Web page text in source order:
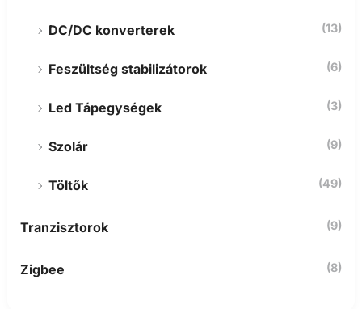
DC/DC konverterek (13)
Feszültség stabilizátorok (6)
Led Tápegységek (3)
Szolár (9)
Töltők (49)
Tranzisztorok (9)
Zigbee (8)